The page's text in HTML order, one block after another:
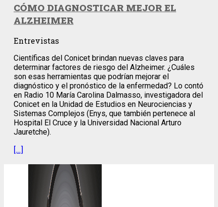
CÓMO DIAGNOSTICAR MEJOR EL
ALZHEIMER
Entrevistas
Científicas del Conicet brindan nuevas claves para
determinar factores de riesgo del Alzheimer. ¿Cuáles
son esas herramientas que podrían mejorar el
diagnóstico y el pronóstico de la enfermedad? Lo contó
en Radio 10 María Carolina Dalmasso, investigadora del
Conicet en la Unidad de Estudios en Neurociencias y
Sistemas Complejos (Enys, que también pertenece al
Hospital El Cruce y la Universidad Nacional Arturo
Jauretche).
[…]